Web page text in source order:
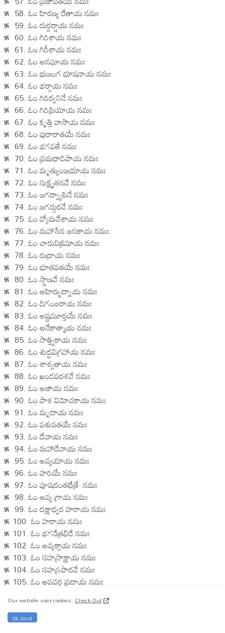
58. ఓం హిరణ్య రేతాయ నమః
59. ఓం దుర్దర్షాయ నమః
60. ఓం గిరిశాయ నమః
61. ఓం గిరీశాయ నమః
62. ఓం అనఘాయ నమః
63. ఓం భుజంగ భూషనాయ నమః
64. ఓం భర్గాయ నమః
65. ఓం గిరిద్వనినే నమః
66. ఓం గిరిప్రియాయ నమః
67. ఓం కృత్తి వాసాయ నమః
68. ఓం పురారాతయే నమః
69. ఓం భగవతే నమః
70. ఓం ప్రమధాదిపాయ నమః
71. ఓం మృత్యుంజయాయ నమః
72. ఓం సుక్ష్మతనవే నమః
73. ఓం జగద్వ్యాపినే నమః
74. ఓం జగద్గురవే నమః
75. ఓం వ్యోమవేశాయ నమః
76. ఓం మహాసేన జనకాయ నమః
77. ఓం చారువిక్రమాయ నమః
78. ఓం రుద్రాయ నమః
79. ఓం భూతపతయే నమః
80. ఓం స్థాణవే నమః
81. ఓం అహిర్భుద్నాయ నమః
82. ఓం దిగంబరాయ నమః
83. ఓం అష్టమూర్తయే నమః
84. ఓం అనేకాత్మాయ నమః
85. ఓం సాత్త్వికాయ నమః
86. ఓం శుద్ధవిగ్రహాయ నమః
87. ఓం శాశ్వతాయ నమః
88. ఓం ఖండపరశవే నమః
89. ఓం అజాయ నమః
90. ఓం పాశ విమోచకాయ నమః
91. ఓం మృదాయ నమః
92. ఓం పశుపతయే నమః
93. ఓం దేవాయ నమః
94. ఓం మహాదేవాయ నమః
95. ఓం అవ్యయాయ నమః
96. ఓం హరియే నమః
97. ఓం పూషదంతభేత్రే నమః
98. ఓం అవ్య గ్రాయ నమః
99. ఓం దక్షాధ్వర హరాయ నమః
100. ఓం హరాయ నమః
101. ఓం భగనేత్రభిదే నమః
102. ఓం అవ్యక్తాయ నమః
103. ఓం సహస్రాక్షాయ నమః
104. ఓం సహస్రపాదవే నమః
105. ఓం అపవర్గ ప్రదాయ నమః
107. ఓం తారకాయ నమః
108. ఓం పరమేశ్వరాయ నమః
Our website uses cookies..Check Out
Ok, Go it!